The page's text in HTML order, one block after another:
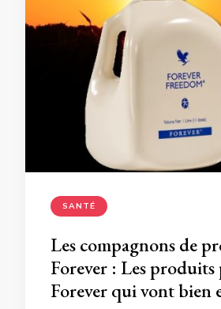
SANTÉ
Les compagnons de
Forever : Les produits
Forever qui vont bien